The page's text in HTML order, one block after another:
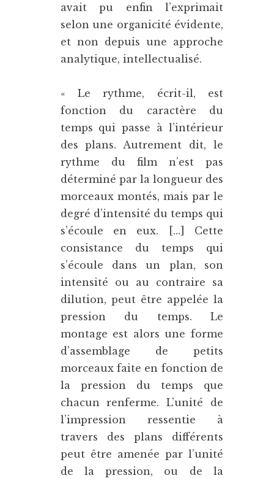
avait pu enfin l’exprimait
selon une organicité évidente,
et non depuis une approche
analytique, intellectualisé.
« Le rythme, écrit-il, est
fonction du caractère du
temps qui passe à l’intérieur
des plans. Autrement dit, le
rythme du film n’est pas
déterminé par la longueur des
morceaux montés, mais par le
degré d’intensité du temps qui
s’écoule en eux. […] Cette
consistance du temps qui
s’écoule dans un plan, son
intensité ou au contraire sa
dilution, peut être appelée la
pression du temps. Le
montage est alors une forme
d’assemblage de petits
morceaux faite en fonction de
la pression du temps que
chacun renferme. L’unité de
l’impression ressentie à
travers des plans différents
peut être amenée par l’unité
de la pression, ou de la